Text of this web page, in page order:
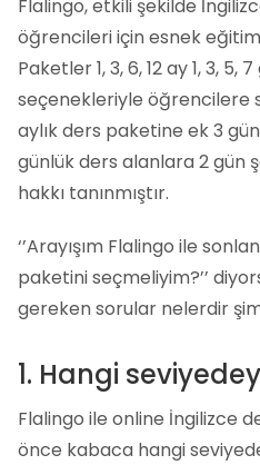
Haftada
Aylık
Haftada
Aylık
Haftada
Aylık
Flalingo, etkili şekilde
öğrencileri için esnek
Paketler 1, 3, 6, 12 ay 1, 3,
seçenekleriyle öğrencilere
aylık ders paketine ek 3
günlük ders alanlara 2 gün
hakkı tanınmıştır.
‘’Arayışım Flalingo ile
paketini seçmeliyim?’’
gereken sorular nelerdir
1. Hangi
Flalingo ile online İngilizce
önce kabaca hangi